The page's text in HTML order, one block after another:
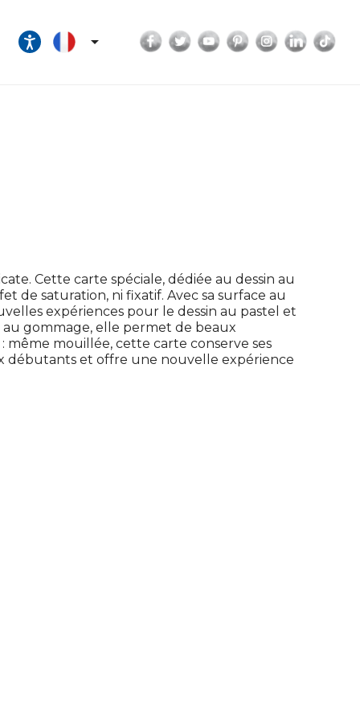
 Facebook
TwitterYouTubePinterestInstagram
Cette carte spéciale, dédiée au dessin au
de saturation, ni fixatif. Avec sa surface au
expériences pour le dessin au pastel et
gommage, elle permet de beaux
même mouillée, cette carte conserve ses
débutants et offre une nouvelle expérience